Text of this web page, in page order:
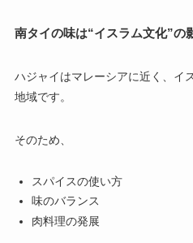
南タイの味は“イスラム文化”の
ハジャイはマレーシアに近く、イ
地域です。
そのため、
スパイスの使い方
味のバランス
肉料理の発展